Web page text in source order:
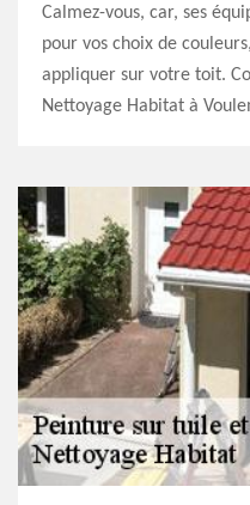
Calmez-vous, car, ses
pour vos choix de
appliquer sur votre toit.
Nettoyage Habitat à